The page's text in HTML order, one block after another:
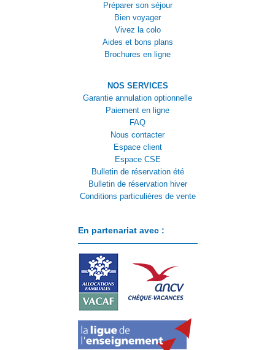
Préparer son séjour
Bien voyager
Vivez la colo
Aides et bons plans
Brochures en ligne
NOS SERVICES
Garantie annulation optionnelle
Paiement en ligne
FAQ
Nous contacter
Espace client
Espace CSE
Bulletin de réservation été
Bulletin de réservation hiver
Conditions particulières de vente
En partenariat avec :